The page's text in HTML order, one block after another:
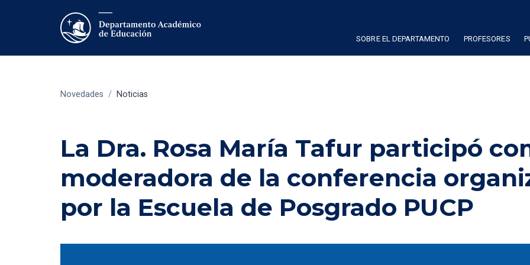
SOBRE EL DEPARTAMENTO PROFESORES
Novedades / Noticias
La Dra. Rosa María Tafur participó
moderadora de la conferencia
por la Escuela de Posgrado PUCP